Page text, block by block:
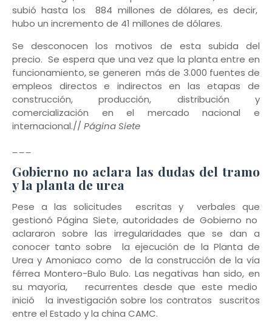
subió hasta los 884 millones de dólares, es decir,
hubo un incremento de 41 millones de dólares.
Se desconocen los motivos de esta subida del
precio. Se espera que una vez que la planta entre en
funcionamiento, se generen más de 3.000 fuentes de
empleos directos e indirectos en las etapas de
construcción, producción, distribución y
comercialización en el mercado nacional e
internacional.// Página Siete
Gobierno no aclara las dudas del tramo
y la planta de urea
Pese a las solicitudes escritas y verbales que
gestionó Página Siete, autoridades de Gobierno no
aclararon sobre las irregularidades que se dan a
conocer tanto sobre la ejecución de la Planta de
Urea y Amoniaco como de la construcción de la vía
férrea Montero-Bulo Bulo. Las negativas han sido, en
su mayoría, recurrentes desde que este medio
inició la investigación sobre los contratos suscritos
entre el Estado y la china CAMC.